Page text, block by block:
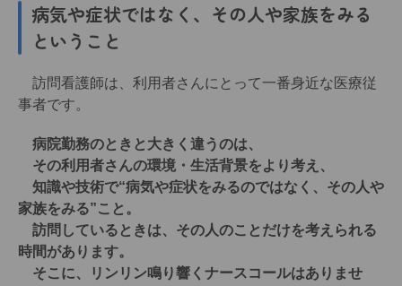
病気や症状ではなく、その人や家族をみる
ということ
訪問看護師は、利用者さんにとって一番身近な医療従
事者です。
病院勤務のときと大きく違うのは、
その利用者さんの環境・生活背景をより考え、
知識や技術で“病気や症状をみるのではなく、その人や
家族をみる”こと。
訪問しているときは、その人のことだけを考えられる
時間があります。
そこに、リンリン鳴り響くナースコールはありませ